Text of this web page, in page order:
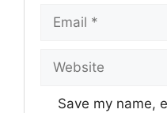
Email
Website
Save my name,